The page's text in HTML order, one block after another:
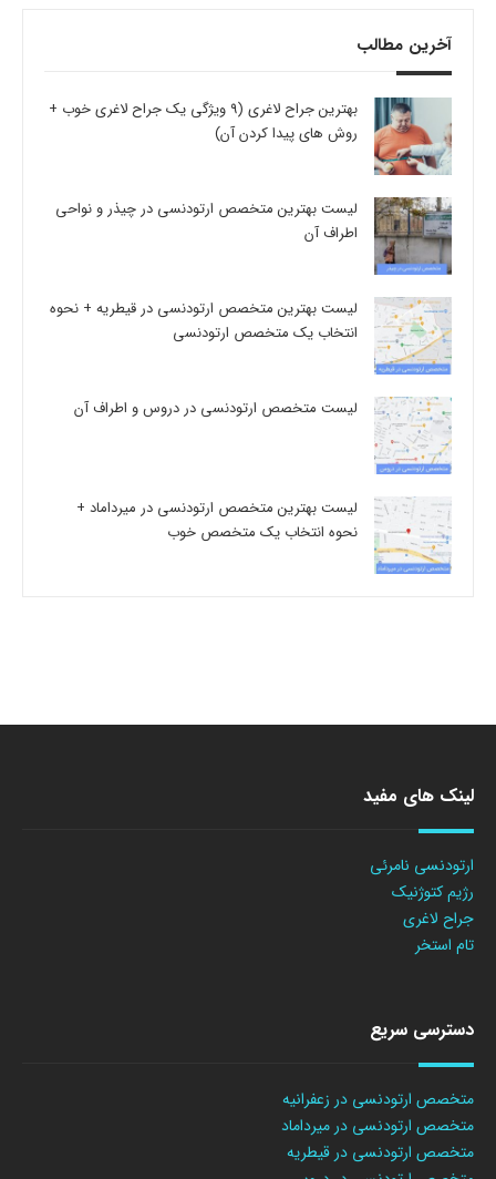
آخرین مطالب
بهترین جراح لاغری (9 ویژگی یک جراح لاغری خوب +
روش های پیدا کردن آن)
لیست بهترین متخصص ارتودنسی در چیذر و نواحی
اطراف آن
لیست بهترین متخصص ارتودنسی در قیطریه + نحوه
انتخاب یک متخصص ارتودنسی
لیست متخصص ارتودنسی در دروس و اطراف آن
لیست بهترین متخصص ارتودنسی در میرداماد +
نحوه انتخاب یک متخصص خوب
لینک های مفید
ارتودنسی نامرئی
رژیم کتوژنیک
جراح لاغری
تام استخر
دسترسی سریع
متخصص ارتودنسی در زعفرانیه
متخصص ارتودنسی در میرداماد
متخصص ارتودنسی در قیطریه